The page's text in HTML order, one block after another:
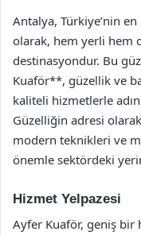
Antalya, Türkiye’nin
olarak, hem yerli hem
destinasyondur. Bu
Kuaför**, güzellik ve
kaliteli hizmetlerle
Güzelliğin adresi
modern teknikleri ve
önemle sektördeki
Hizmet Yelpazesi
Ayfer Kuaför, geniş bir